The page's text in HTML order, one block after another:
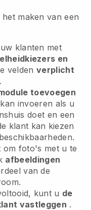
het maken van een
klanten met
en
veldenverplicht
toevoegen
invoeren als u
doet en een
klant kan kiezen
om foto's met u te
afbeeldingen
van de
kunt u de
vastleggen .